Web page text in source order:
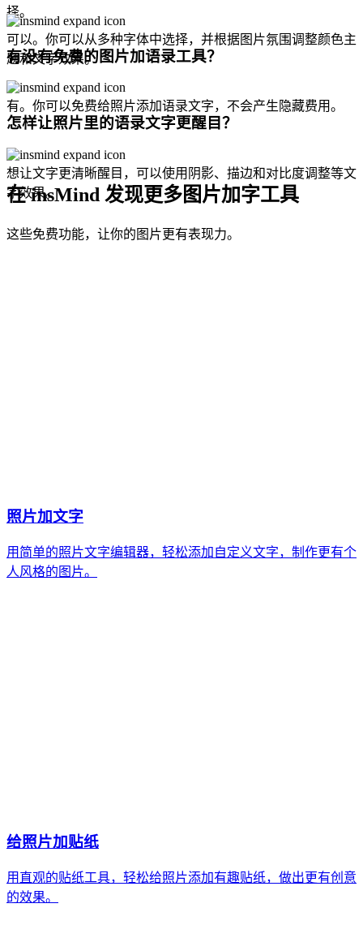
择。
可以。你可以从多种字体中选择，并根据图片氛围调整颜色主
题和文字效果。
有没有免费的图片加语录工具？
有。你可以免费给照片添加语录文字，不会产生隐藏费用。
怎样让照片里的语录文字更醒目？
想让文字更清晰醒目，可以使用阴影、描边和对比度调整等文
字效果。
在 insMind 发现更多图片加字工具
这些免费功能，让你的图片更有表现力。
照片加文字
用简单的照片文字编辑器，轻松添加自定义文字，制作更有个
人风格的图片。
给照片加贴纸
用直观的贴纸工具，轻松给照片添加有趣贴纸，做出更有创意
的效果。